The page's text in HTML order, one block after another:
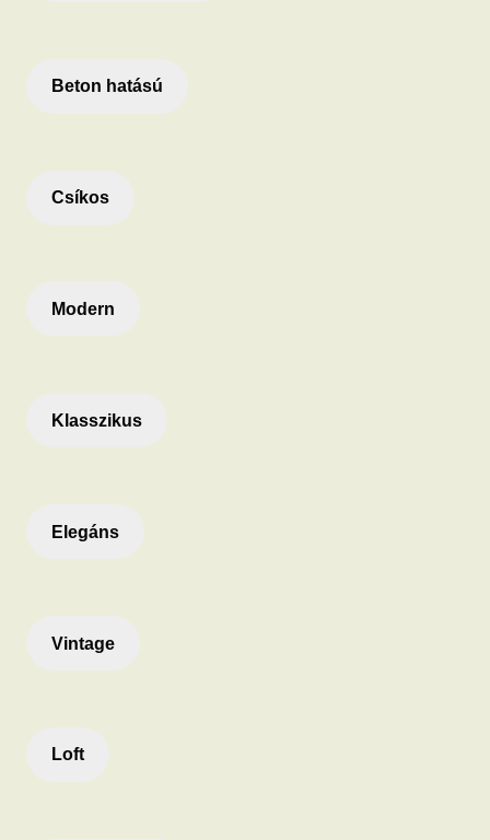
Beton hatású
Csíkos
Modern
Klasszikus
Elegáns
Vintage
Loft